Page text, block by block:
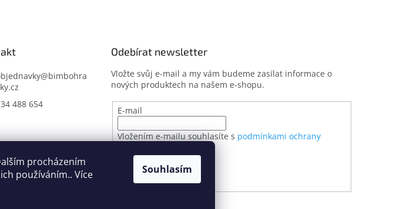
procházením
používáním.. Více
Souhlasím
@bimbohra
488 654
Odebírat newsletter
Vložte svůj e-mail a my vám budeme zasílat informace o
nových produktech na našem e-shopu.
E-mail
Vložením e-mailu souhlasíte s podmínkami ochrany
PŘIHLÁSIT SE